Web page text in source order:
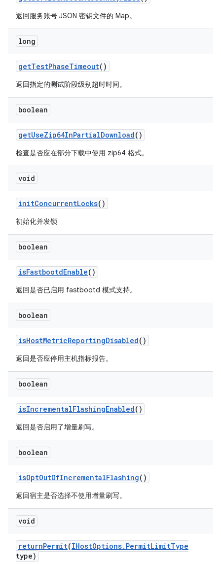
返回服务账号 JSON 密钥文件的 Map。
long
getTestPhaseTimeout()
返回指定的测试阶段级别超时时间。
boolean
getUseZip64InPartialDownload()
检查是否应在部分下载中使用 zip64 格式。
void
initConcurrentLocks()
初始化并发锁
boolean
isFastbootdEnable()
返回是否已启用 fastbootd 模式支持。
boolean
isHostMetricReportingDisabled()
返回是否应停用主机指标报告。
boolean
isIncrementalFlashingEnabled()
返回是否启用了增量刷写。
boolean
isOptOutOfIncrementalFlashing()
返回宿主是否选择不使用增量刷写。
void
returnPermit(IHostOptions. PermitLimitType
type)